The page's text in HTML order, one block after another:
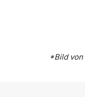
*Bild von